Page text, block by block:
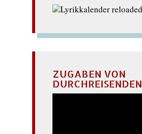
ZUGABEN VON
DURCHREISENDEN